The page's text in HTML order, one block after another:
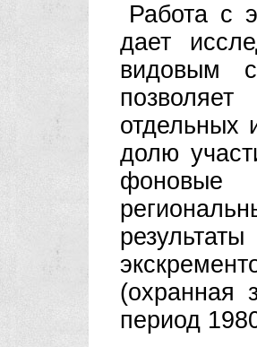
Работа с
дает
видовым
отдельных
долю
фоновые
(охранная
период